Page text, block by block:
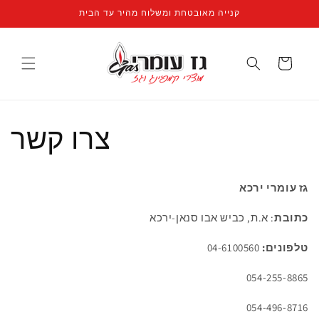
קנייה מאובטחת ומשלוח מהיר עד הבית
עגלה
צרו קשר
גז עומרי ירכא
כתובת: א.ת, כביש אבו סנאן-ירכא
טלפונים:
054-255-8865
054-496-8716